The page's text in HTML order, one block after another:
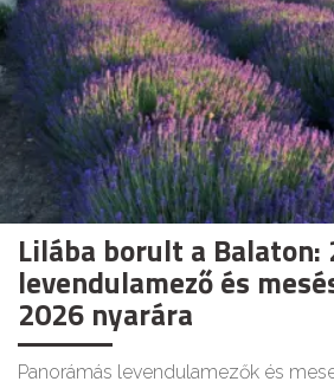
Lilába borult a Balaton:
levendulamező és
2026 nyarára
Panorámás levendulamezők és